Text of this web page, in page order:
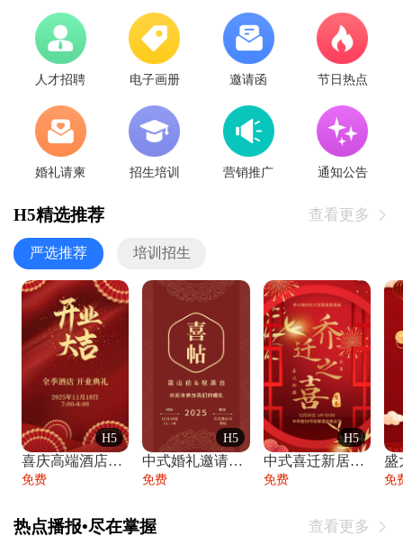
人才招聘 电子画册 邀请函 节日热点
婚礼请柬 招生培训 营销推广 通知公告
H5精选推荐 查看更多 
严选推荐 培训招生
H5
喜庆高端酒店开业大吉邀请函
免费
H5
中式婚礼邀请函中国风传统复古婚礼请柬请帖
免费
H5
中式喜迁新居乔迁之喜邀请函宴会请帖
免费 免
热点播报•尽在掌握 查看更多 